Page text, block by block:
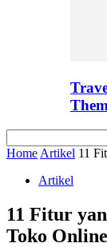
Home Artikel 11
Artikel
11 Fitur
Toko Online